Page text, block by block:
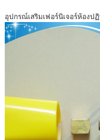
อุปกรณ์เสริมเฟอร์นิเจอร์ห้องป